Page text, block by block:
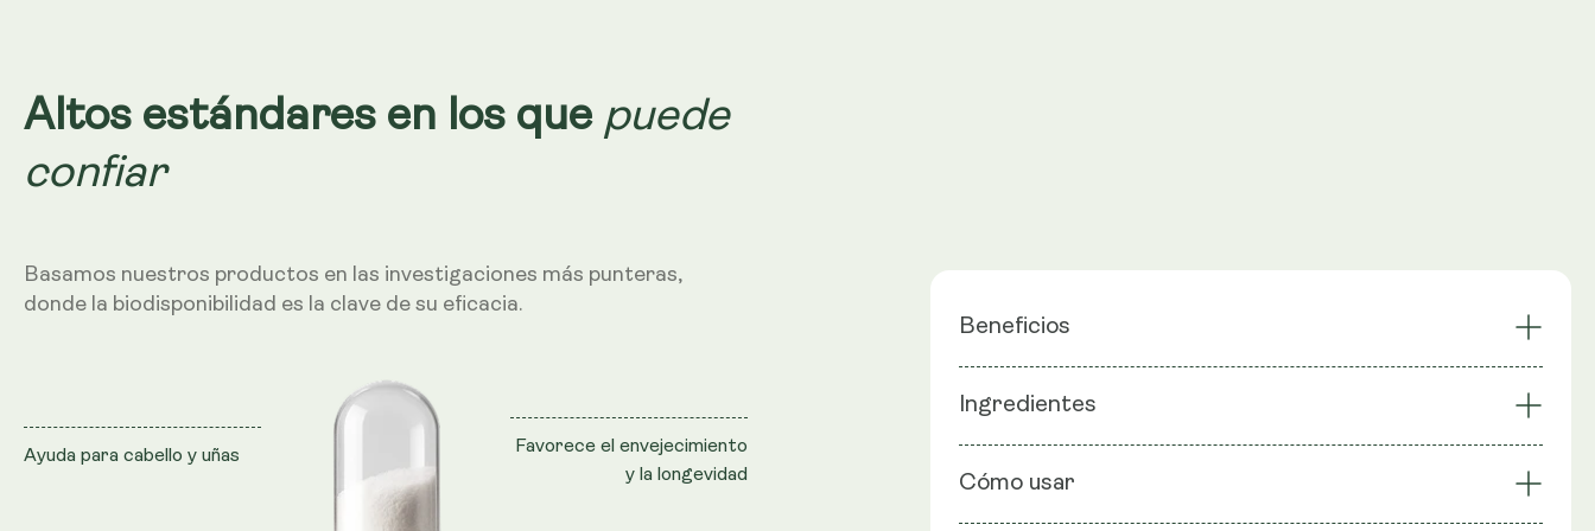
Altos estándares en los que puede
confiar
Basamos nuestros productos en las investigaciones más punteras,
donde la biodisponibilidad es la clave de su eficacia.
Ayuda para cabello y uñas
Favorece el envejecimiento
y la longevidad
Beneficios
Ayuda para cabello y uñas
la longevidad
Fórmula liposomal
Ingredientes
Ingredientes : Mezcla liposomal (lecitina de girasol), espermidina,
Cómo usar